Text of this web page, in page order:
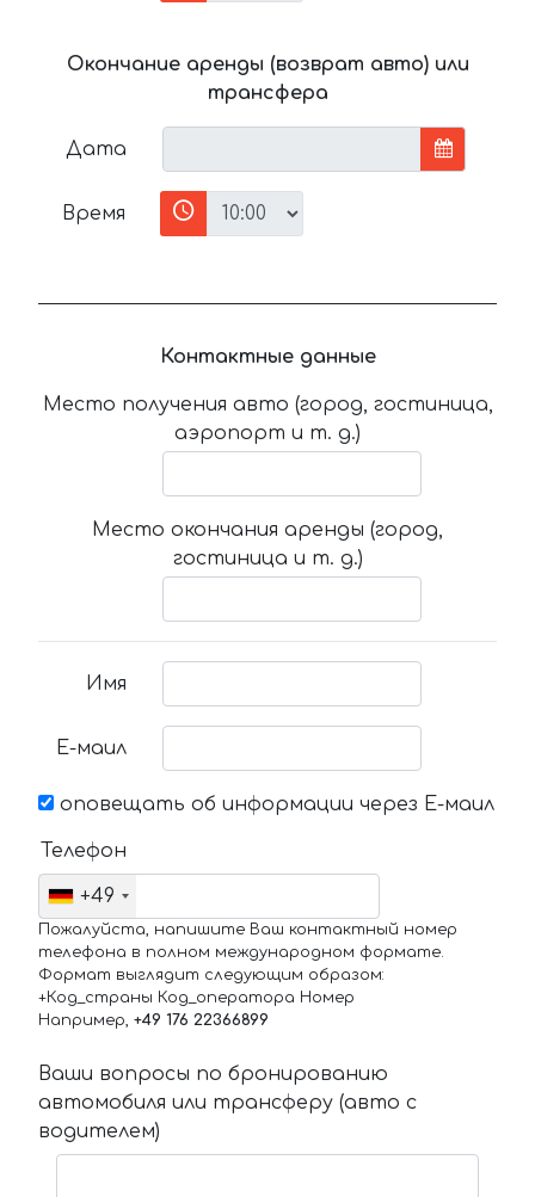
Окончание аренды (возврат авто) или
трансфера
Дата
Время
Контактные данные
Место получения авто (город, гостиница,
аэропорт и т. д.)
Место окончания аренды (город,
гостиница и т. д.)
Имя
Е-маил
оповещать об информации через Е-маил
Телефон
+49
Пожалуйста, напишите Ваш контактный номер
телефона в полном международном формате.
Формат выглядит следующим образом:
+Код_страны Код_оператора Номер
Например, +49 176 22366899
Ваши вопросы по бронированию
автомобиля или трансферу (авто с
водителем)